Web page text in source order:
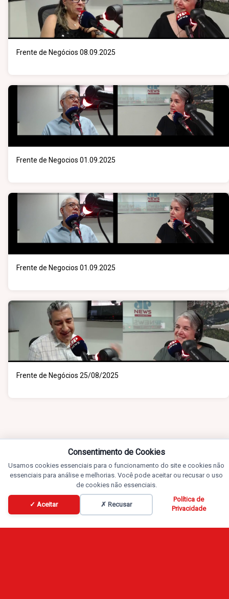
Frente de Negócios 08.09.2025
Frente de Negocios 01.09.2025
Frente de Negocios 01.09.2025
Frente de Negócios 25/08/2025
Consentimento de Cookies
Usamos cookies essenciais para o funcionamento do site e cookies não
essenciais para análise e melhorias. Você pode aceitar ou recusar o uso
de cookies não essenciais.
✓ Aceitar ✗ Recusar
Política de
Privacidade